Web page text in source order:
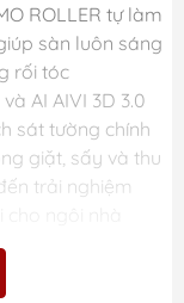
ROLLER tự làm
sàn luôn sáng
rối tóc
AI AIVI 3D 3.0
sát tường chính
giặt, sấy và thu
trải nghiệm